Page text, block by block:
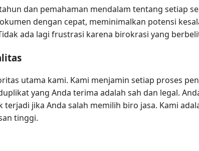
dan pemahaman mendalam tentang setiap
dengan cepat, meminimalkan potensi
ada lagi frustrasi karena birokrasi yang
utama kami. Kami menjamin setiap proses
yang Anda terima adalah sah dan legal.
jika Anda salah memilih biro jasa. Kami
tinggi.